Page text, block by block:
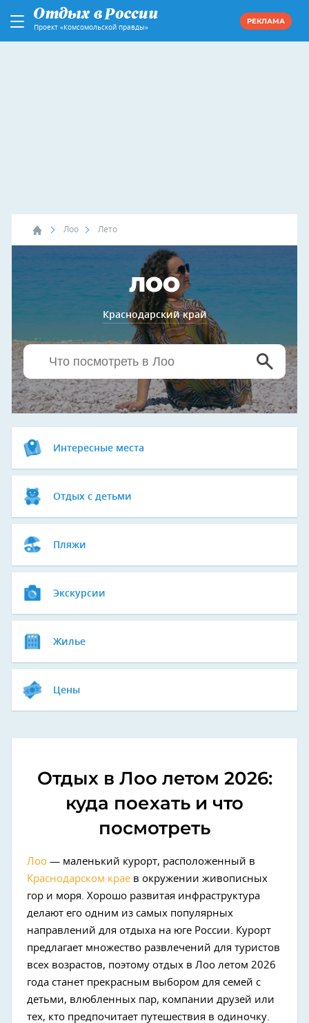
Проект «Комсомольской правды»
РЕКЛАМА
Лоо Лето
ЛОО
Краснодарский край
Интересные места
Отдых с детьми
Пляжи
Экскурсии
Жилье
Цены
Отдых в Лоо летом 2026:
куда поехать и что
посмотреть
Лоо — маленький курорт, расположенный в
Краснодарском крае в окружении живописных
гор и моря. Хорошо развитая инфраструктура
делают его одним из самых популярных
направлений для отдыха на юге России. Курорт
предлагает множество развлечений для туристов
всех возрастов, поэтому отдых в Лоо летом 2026
года станет прекрасным выбором для семей с
детьми, влюбленных пар, компании друзей или
тех, кто предпочитает путешествия в одиночку.